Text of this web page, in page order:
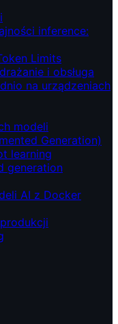
inference:
Limits
i obsługa
na urządzeniach
modeli
Generation)
learning
generation
AI z Docker